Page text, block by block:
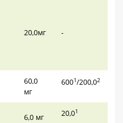
20,0мг -
60,0
мг
6001/200,02
6,0 мг 20,01